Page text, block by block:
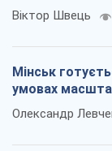
Віктор Швець
Мінськ
умовах
Олександр